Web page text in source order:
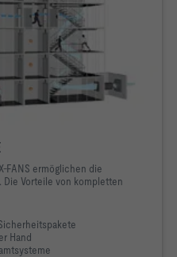
FANS ermöglichen die
Vorteile von kompletten
Hand